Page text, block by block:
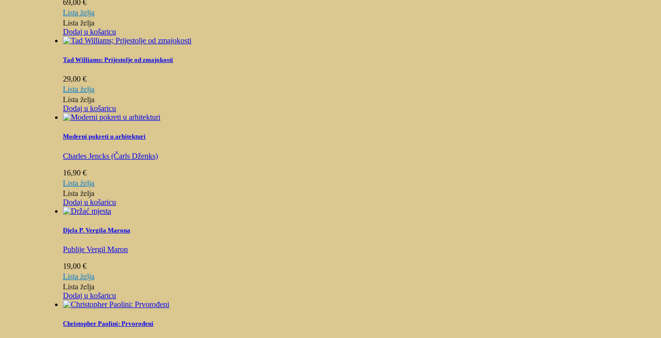
69,00 €
Lista želja
Lista želja
Dodaj u košaricu
Tad Williams: Prijestolje od zmajokosti
29,00 €
Lista želja
Lista želja
Dodaj u košaricu
Moderni pokreti u arhitekturi
Charles Jencks (Čarls Dženks)
16,90 €
Lista želja
Lista želja
Dodaj u košaricu
Djela P. Vergila Marona
Publije Vergil Maron
19,00 €
Lista želja
Lista želja
Dodaj u košaricu
Christopher Paolini: Prvorođeni